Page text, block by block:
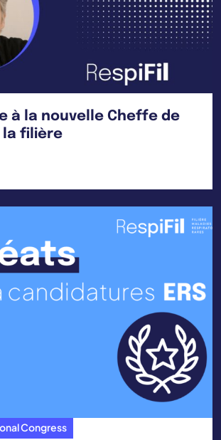
à la nouvelle Cheffe de
la filière
Congress